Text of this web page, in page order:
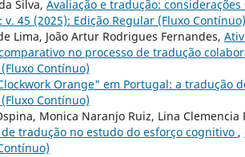
Silva, Avaliação e tradução:
45 (2025): Edição Regular (Fluxo Contínuo)
Lima, João Artur Rodrigues Fernandes,
no processo de tradução
Contínuo)
Orange" em Portugal: a tradução
Contínuo)
Monica Naranjo Ruiz, Lina Clemencia
tradução no estudo do esforço cognitivo ,